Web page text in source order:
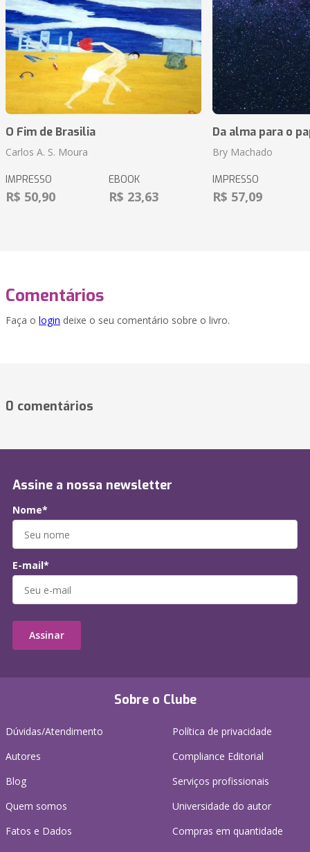
O Fim de Brasilia
Carlos A. S. Moura
IMPRESSO
R$ 50,90
EBOOK
R$ 23,63
Da alma para o
Bry Machado
IMPRESSO
R$ 57,09
Comentários
Faça o login deixe o seu comentário sobre o livro.
0 comentários
Sobre o Clube
Dúvidas/Atendimento
Autores
Blog
Quem somos
Fatos e Dados
Política de privacidade
Compliance Editorial
Serviços profissionais
Universidade do autor
Compras em quantidade
Assine a nossa newsletter
Nome*
E-mail*
Assinar